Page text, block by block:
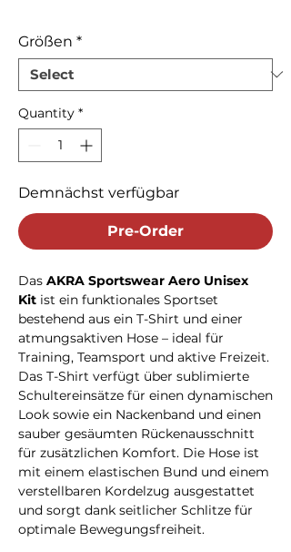
Größen *
Quantity *
Demnächst verfügbar
Pre-Order
Das AKRA Sportswear Aero Unisex
Kit ist ein funktionales Sportset
bestehend aus ein T-Shirt und einer
atmungsaktiven Hose – ideal für
Training, Teamsport und aktive Freizeit.
Das T-Shirt verfügt über sublimierte
Schultereinsätze für einen dynamischen
Look sowie ein Nackenband und einen
sauber gesäumten Rückenausschnitt
für zusätzlichen Komfort. Die Hose ist
mit einem elastischen Bund und einem
verstellbaren Kordelzug ausgestattet
und sorgt dank seitlicher Schlitze für
optimale Bewegungsfreiheit.